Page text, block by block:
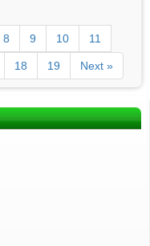
8
9 10 11
18 19 Next »